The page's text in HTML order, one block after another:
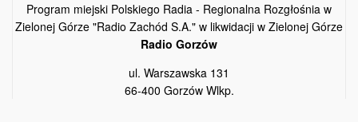
Program miejski Polskiego Radia - Regionalna Rozgłośnia w
Zielonej Górze "Radio Zachód S.A." w likwidacji w Zielonej Górze
Radio Gorzów
ul. Warszawska 131
66-400 Gorzów Wlkp.